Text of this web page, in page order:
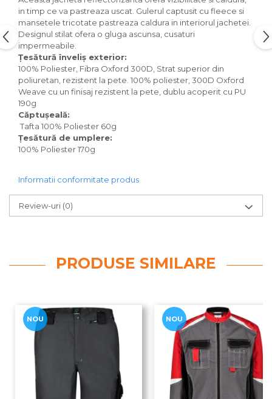
in timp ce va pastreaza uscat. Gulerul captusit cu fleece si
mansetele tricotate pastreaza caldura in interiorul jachetei.
Designul stilat ofera o gluga ascunsa, cusaturi
impermeabile.
Țesătură înveliș exterior:
100% Poliester, Fibra Oxford 300D, Strat superior din
poliuretan, rezistent la pete. 100% poliester, 300D Oxford
Weave cu un finisaj rezistent la pete, dublu acoperit cu PU
190g
Căptușeală:
Tafta 100% Poliester 60g
Țesătură de umplere:
100% Poliester 170g
Informatii conformitate produs
Review-uri (0)
PRODUSE SIMILARE
NOU NOU